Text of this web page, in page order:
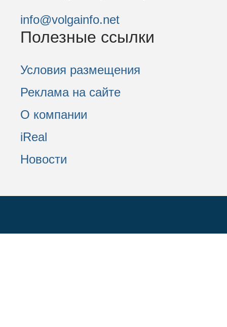
info@volgainfo.net
Полезные ссылки
Условия размещения
Реклама на сайте
О компании
iReal
Новости